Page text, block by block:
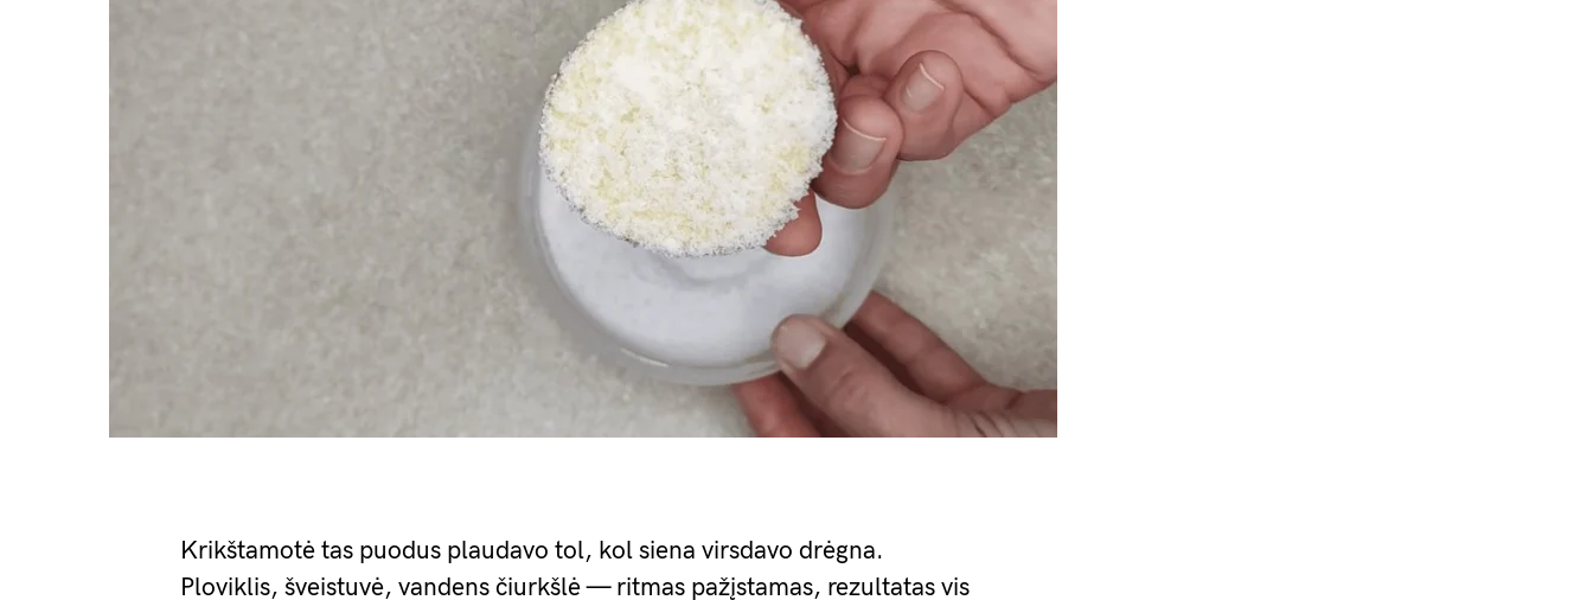
Krikštamotė tas puodus plaudavo tol, kol siena virsdavo drėgna.
Ploviklis, šveistuvė, vandens čiurkšlė — ritmas pažįstamas, rezultatas vis